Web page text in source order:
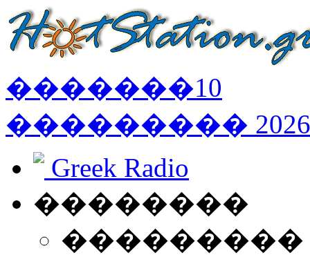
�������10
��������� 2026
Greek Radio
��������